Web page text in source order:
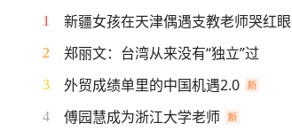
1 新疆女孩在天津偶遇支教老师哭红眼
2 郑丽文：台湾从来没有“独立”过
3 外贸成绩单里的中国机遇2.0
4 傅园慧成为浙江大学老师